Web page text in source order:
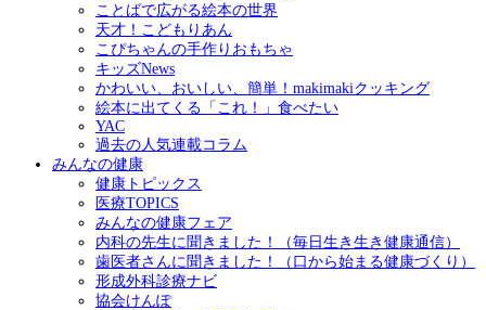
ことばで広がる絵本の世界
天才！こどもりあん
こぴちゃんの手作りおもちゃ
キッズNews
かわいい、おいしい、簡単！makimakiクッキング
絵本に出てくる「これ！」食べたい
YAC
過去の人気連載コラム
みんなの健康
健康トピックス
医療TOPICS
みんなの健康フェア
内科の先生に聞きました！（毎日生き生き健康通信）
歯医者さんに聞きました！（口から始まる健康づくり）
形成外科診療ナビ
協会けんぽ